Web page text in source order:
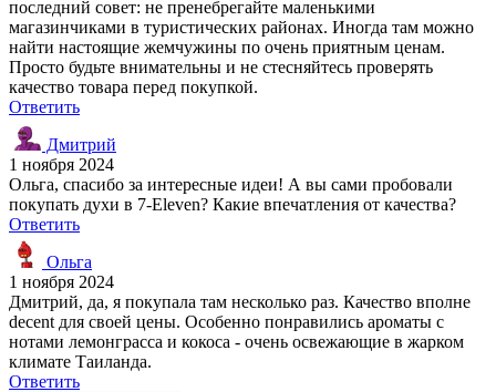
последний совет: не пренебрегайте маленькими
магазинчиками в туристических районах. Иногда там можно
найти настоящие жемчужины по очень приятным ценам.
Просто будьте внимательны и не стесняйтесь проверять
качество товара перед покупкой.
Ответить
Дмитрий
1 ноября 2024
Ольга, спасибо за интересные идеи! А вы сами пробовали
покупать духи в 7-Eleven? Какие впечатления от качества?
Ответить
Ольга
1 ноября 2024
Дмитрий, да, я покупала там несколько раз. Качество вполне
decent для своей цены. Особенно понравились ароматы с
нотами лемонграсса и кокоса - очень освежающие в жарком
климате Таиланда.
Ответить